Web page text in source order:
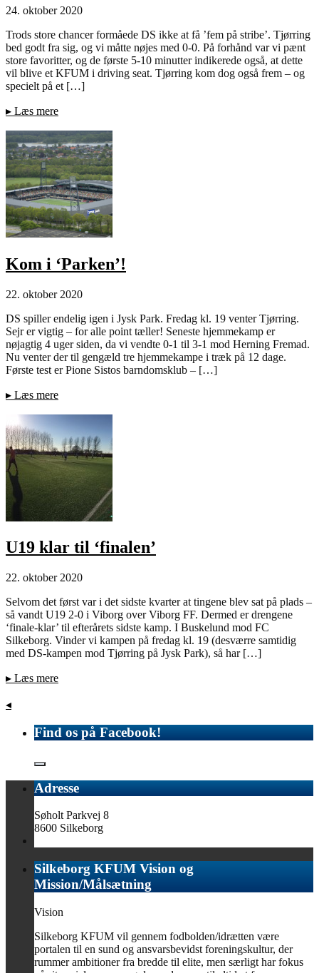
24. oktober 2020
Trods store chancer formåede DS ikke at få ’fem på stribe’. Tjørring
bed godt fra sig, og vi måtte nøjes med 0-0. På forhånd var vi pænt
store favoritter, og de første 5-10 minutter indikerede også, at dette
vil blive et KFUM i driving seat. Tjørring kom dog også frem – og
specielt på et […]
▸ Læs mere
Kom i ‘Parken’!
22. oktober 2020
DS spiller endelig igen i Jysk Park. Fredag kl. 19 venter Tjørring.
Sejr er vigtig – for alle point tæller! Seneste hjemmekamp er
nøjagtig 4 uger siden, da vi vendte 0-1 til 3-1 mod Herning Fremad.
Nu venter der til gengæld tre hjemmekampe i træk på 12 dage.
Første test er Pione Sistos barndomsklub – […]
▸ Læs mere
U19 klar til ‘finalen’
22. oktober 2020
Selvom det først var i det sidste kvarter at tingene blev sat på plads –
så vandt U19 2-0 i Viborg over Viborg FF. Dermed er drengene
‘finale-klar’ til efterårets sidste kamp. I Buskelund mod FC
Silkeborg. Vinder vi kampen på fredag kl. 19 (desværre samtidig
med DS-kampen mod Tjørring på Jysk Park), så har […]
▸ Læs mere
◂
Find os på Facebook!
Adresse
Søholt Parkvej 8
8600 Silkeborg
Silkeborg KFUM Vision og
Mission/Målsætning
Vision
Silkeborg KFUM vil gennem fodbolden/idrætten være
portalen til en sund og ansvarsbevidst foreningskultur, der
rummer ambitioner fra bredde til elite, men særligt har fokus